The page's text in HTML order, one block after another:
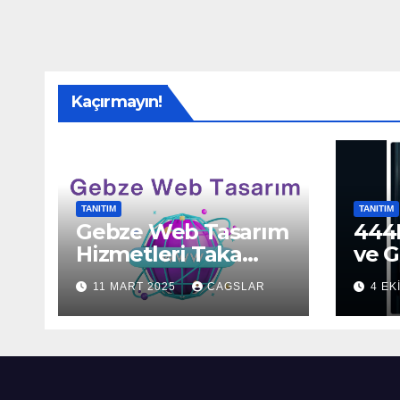
Kaçırmayın!
TANITIM
Gebze Web Tasarım
Hizmetleri Taka
Bilişim’de!
11 MART 2025 CAGSLAR
TANITIM
ve
4